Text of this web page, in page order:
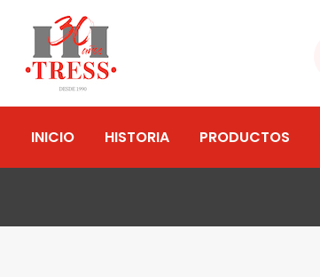
INICIO HISTORIA PRODUCTOS